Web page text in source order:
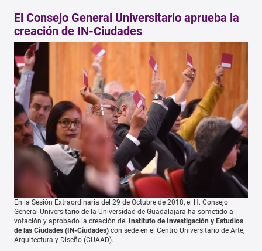
El Consejo General Universitario aprueba la
creación de IN-Ciudades
En la Sesión Extraordinaria del 29 de Octubre de 2018, el H. Consejo
General Universitario de la Universidad de Guadalajara ha sometido a
votación y aprobado la creación del
Instituto de Investigación y Estudios
de las Ciudades (IN-Ciudades) con sede en el Centro Universitario de Arte,
Arquitectura y Diseño (CUAAD).